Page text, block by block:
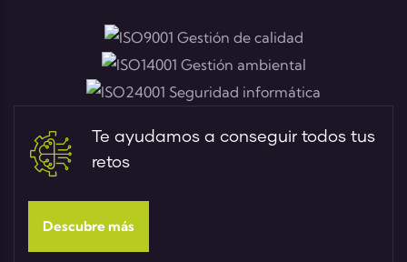
Te ayudamos a conseguir todos tus
retos
Descubre más